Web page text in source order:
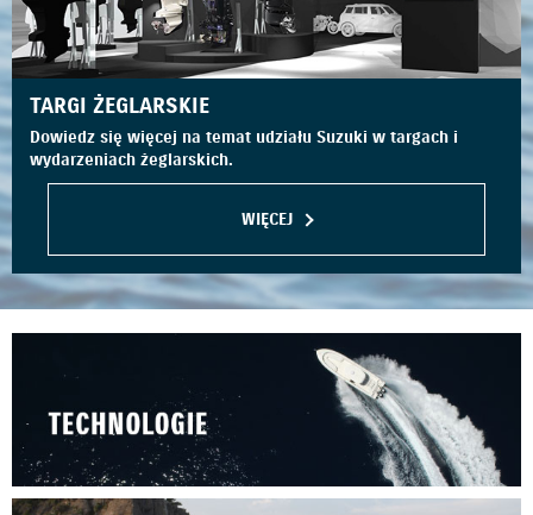
TARGI ŻEGLARSKIE
Dowiedz się więcej na temat udziału Suzuki w targach i
wydarzeniach żeglarskich.
WIĘCEJ